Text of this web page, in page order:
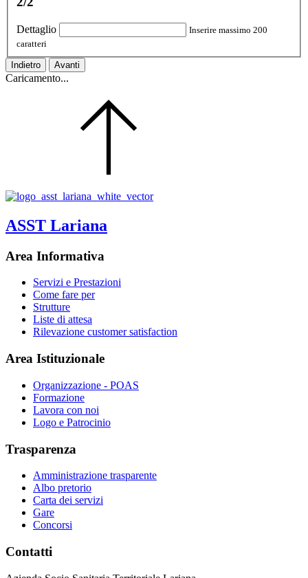
Dettaglio
Inserire massimo 200
caratteri
Indietro Avanti
Caricamento...
ASST Lariana
Area Informativa
Servizi e Prestazioni
Come fare per
Strutture
Liste di attesa
Rilevazione customer satisfaction
Area Istituzionale
Organizzazione - POAS
Formazione
Lavora con noi
Logo e Patrocinio
Trasparenza
Amministrazione trasparente
Albo pretorio
Carta dei servizi
Gare
Concorsi
Contatti